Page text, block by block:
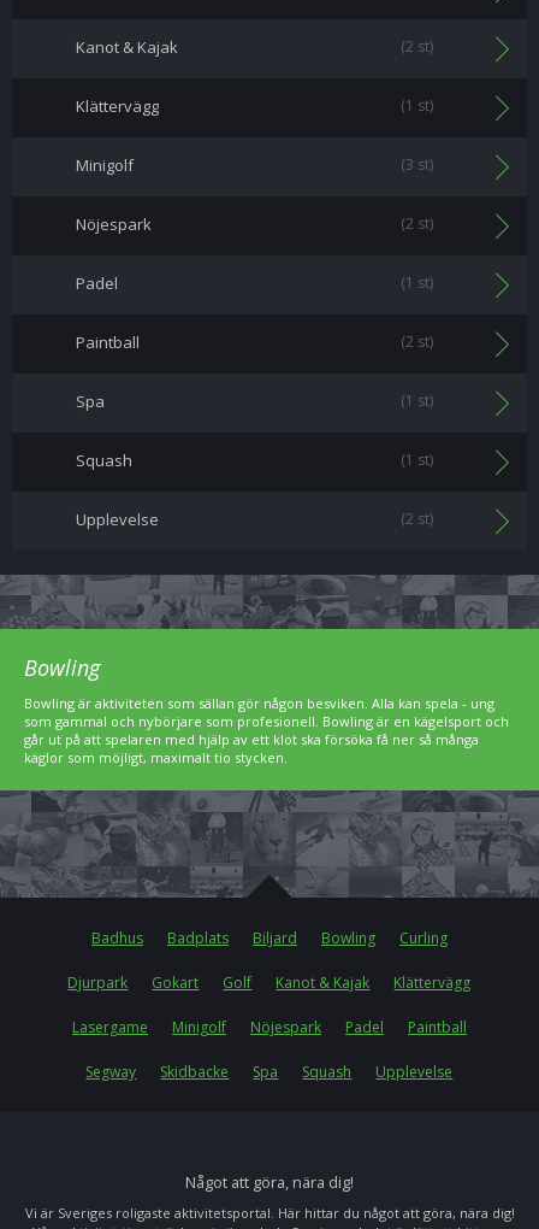
Kanot & Kajak (2 st)
Klättervägg (1 st)
Minigolf (3 st)
Nöjespark (2 st)
Padel (1 st)
Paintball (2 st)
Spa (1 st)
Squash (1 st)
Upplevelse (2 st)
Bowling
Bowling är aktiviteten som sällan gör någon besviken. Alla kan spela - ung
som gammal och nybörjare som profesionell. Bowling är en kägelsport och
går ut på att spelaren med hjälp av ett klot ska försöka få ner så många
käglor som möjligt, maximalt tio stycken.
Badhus Badplats Biljard Bowling Curling
Djurpark Gokart Golf Kanot & Kajak Klättervägg
Lasergame Minigolf Nöjespark Padel Paintball
Segway Skidbacke Spa Squash Upplevelse
Något att göra, nära dig!
Vi är Sveriges roligaste aktivitetsportal. Här hittar du något att göra, nära dig!